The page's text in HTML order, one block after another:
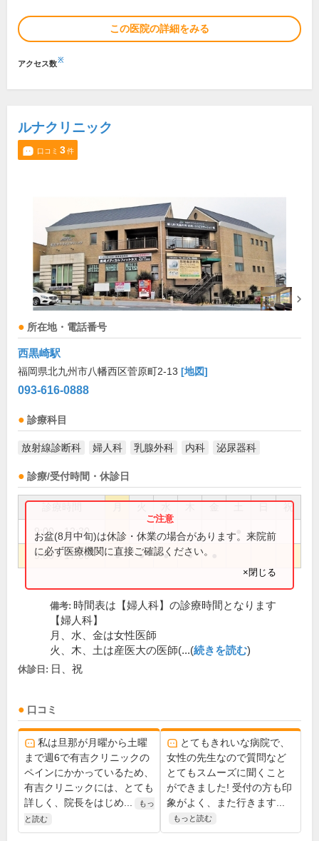
この医院の詳細をみる
アクセス数※
ルナクリニック
口コミ 3件
所在地・電話番号
西黒崎駅
福岡県北九州市八幡西区菅原町2-13 [地図]
093-616-0888
診療科目
放射線診断科 婦人科 乳腺外科 内科 泌尿器科
診療/受付時間・休診日
祝
9:00～12:30
9:00～17:00 ● ● ● ●
お盆(8月中旬)は休診・休業の場合があります。来院前
に必ず医療機関に直接ご確認ください。
×閉じる
備考: 時間表は【婦人科】の診療時間となります
【婦人科】
月、水、金は女性医師
火、木、土は産医大の医師(...(続きを読む)
休診日: 日、祝
口コミ
私は旦那が月曜から土曜
まで週6で有吉クリニックの
ペインにかかっているため、
有吉クリニックには、とても
詳しく、院長をはじめ...
もっ
と読む
とてもきれいな病院で、
女性の先生なので質問など
とてもスムーズに聞くこと
ができました! 受付の方も印
象がよく、また行きます...
もっと読む